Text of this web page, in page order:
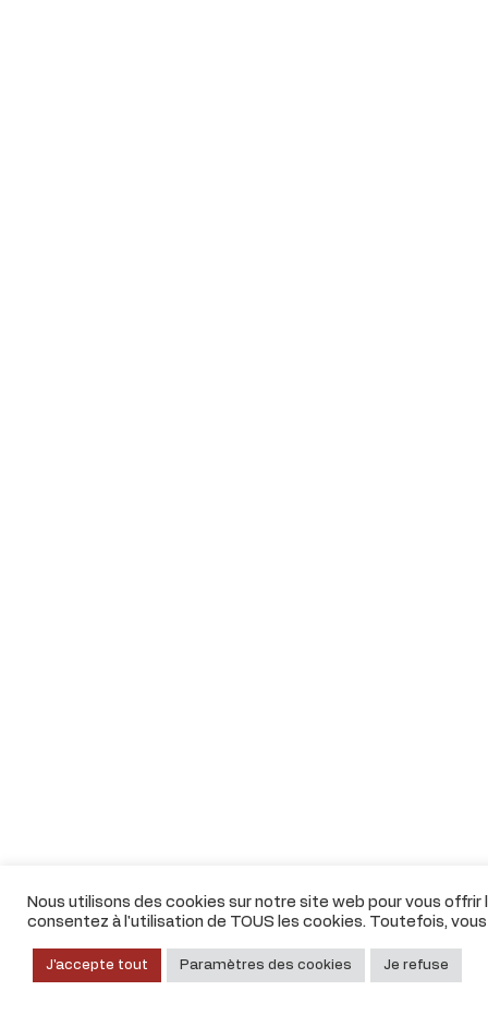
Nous utilisons des cookies sur notre site web pour vous
consentez à l'utilisation de TOUS les cookies. Toutefois,
J'accepte tout Paramètres des cookies Je refuse